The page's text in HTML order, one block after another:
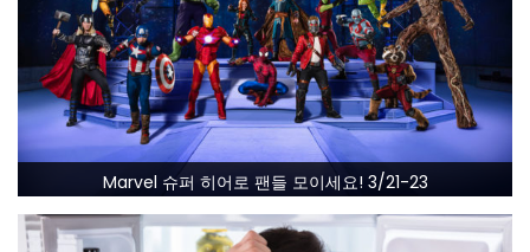
Marvel 슈퍼 히어로 팬들 모이세요! 3/21-23